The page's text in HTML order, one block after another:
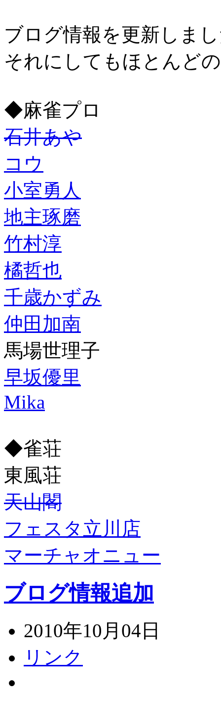
ブログ情報を更新しま
それにしてもほとんど
◆麻雀プロ
石井あや
コウ
小室勇人
地主琢磨
竹村淳
橘哲也
千歳かずみ
仲田加南
馬場世理子
早坂優里
Mika
◆雀荘
東風荘
天山閣
フェスタ立川店
マーチャオニュー
ブログ情報追加
2010年10月04日
リンク